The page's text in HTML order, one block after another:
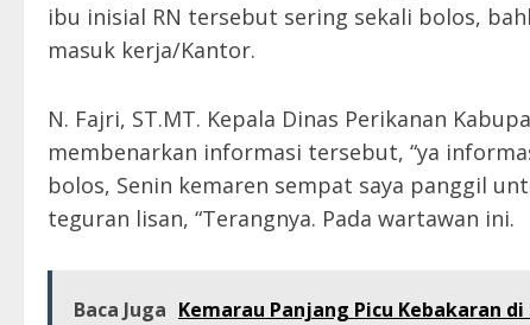
ibu inisial RN tersebut sering sekali bolos,
masuk kerja/Kantor.
N. Fajri, ST.MT. Kepala Dinas Perikanan
membenarkan informasi tersebut, “ya
bolos, Senin kemaren sempat saya panggil
teguran lisan, “Terangnya. Pada wartawan ini.
Baca Juga Kemarau Panjang Picu Kebakaran